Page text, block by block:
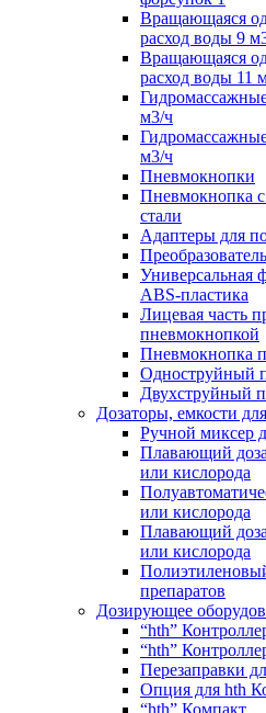
Вращающаяся
расход воды 9
Вращающаяся
расход воды 11
м3/ч
м3/ч
Пневмокнопки
Пневмокнопка
стали
Адаптеры для
Универсальная
ABS-пластика
Лицевая часть
пневмокнопкой
Пневмокнопка
Одноструйный
Двухструйный
Дозаторы, емкости
Ручной миксер
Плавающий
или кислорода
или кислорода
Плавающий
или кислорода
препаратов
Дозирующее
“hth”
“hth”
Перезаправки
Опция для hth
“hth” Компакт